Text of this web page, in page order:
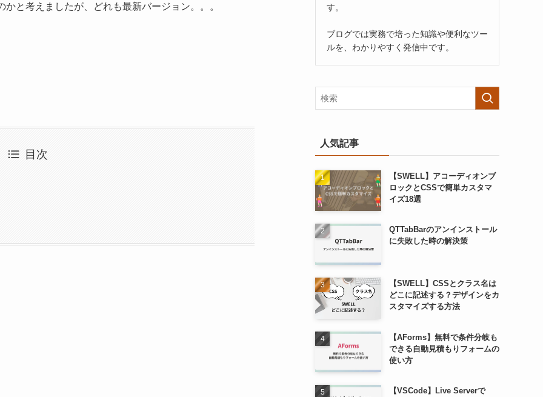
と考えましたが、どれも最新バージョン。。。
目次
す。
ブログでは実務で培った知識や便利なツー
ルを、わかりやすく発信中です。
人気記事
【SWELL】アコーディオンブ
ロックとCSSで簡単カスタマ
イズ18選
QTTabBarのアンインストール
に失敗した時の解決策
【SWELL】CSSとクラス名は
どこに記述する？デザインをカ
スタマイズする方法
【AForms】無料で条件分岐も
できる自動見積もりフォームの
使い方
【VSCode】Live Serverで